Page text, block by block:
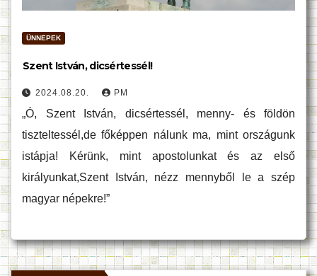
ÜNNEPEK
Szent István, dicsértessél!
2024.08.20. PM
„Ó, Szent István, dicsértessél, menny- és földön
tiszteltessél,de főképpen nálunk ma, mint országunk
istápja! Kérünk, mint apostolunkat és az első
királyunkat,Szent István, nézz mennyből le a szép
magyar népekre!”